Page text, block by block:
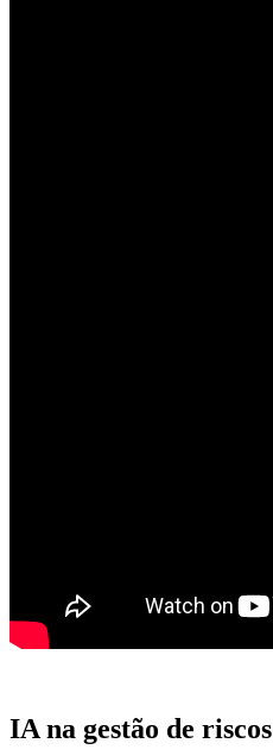
IA na gestão de riscos